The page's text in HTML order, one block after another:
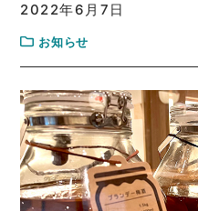
2022年6月7日
お知らせ